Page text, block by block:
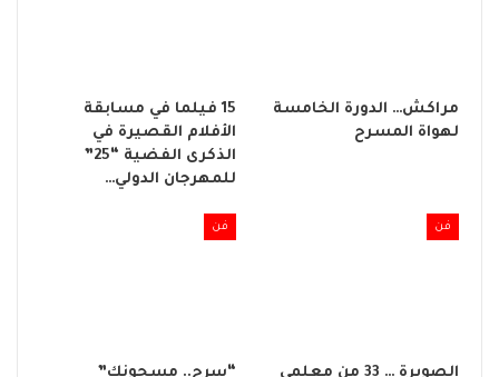
مراكش… الدورة الخامسة
لهواة المسرح
15 فيلما في مسابقة
الأفلام القصيرة في
الذكرى الفضية “25”
للمهرجان الدولي…
فن
الصويرة … 33 من معلمي
فن
“سرح.. مسجونك”